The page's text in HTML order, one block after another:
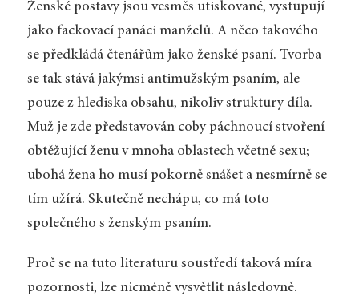
Ženské postavy jsou vesměs utiskované, vystupují
jako fackovací panáci manželů. A něco takového
se předkládá čtenářům jako ženské psaní. Tvorba
se tak stává jakýmsi antimužským psaním, ale
pouze z hlediska obsahu, nikoliv struktury díla.
Muž je zde představován coby páchnoucí stvoření
obtěžující ženu v mnoha oblastech včetně sexu;
ubohá žena ho musí pokorně snášet a nesmírně se
tím užírá. Skutečně nechápu, co má toto
společného s ženským psaním.
Proč se na tuto literaturu soustředí taková míra
pozornosti, lze nicméně vysvětlit následovně.